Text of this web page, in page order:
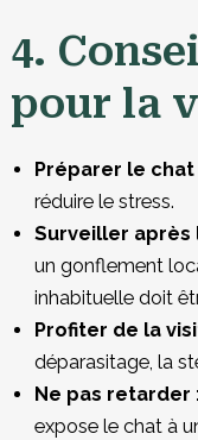
4.
pour la
Préparer le chat
réduire le stress.
Surveiller après
un gonflement
inhabituelle doit
Profiter de la
déparasitage, la
Ne pas retarder
expose le chat à